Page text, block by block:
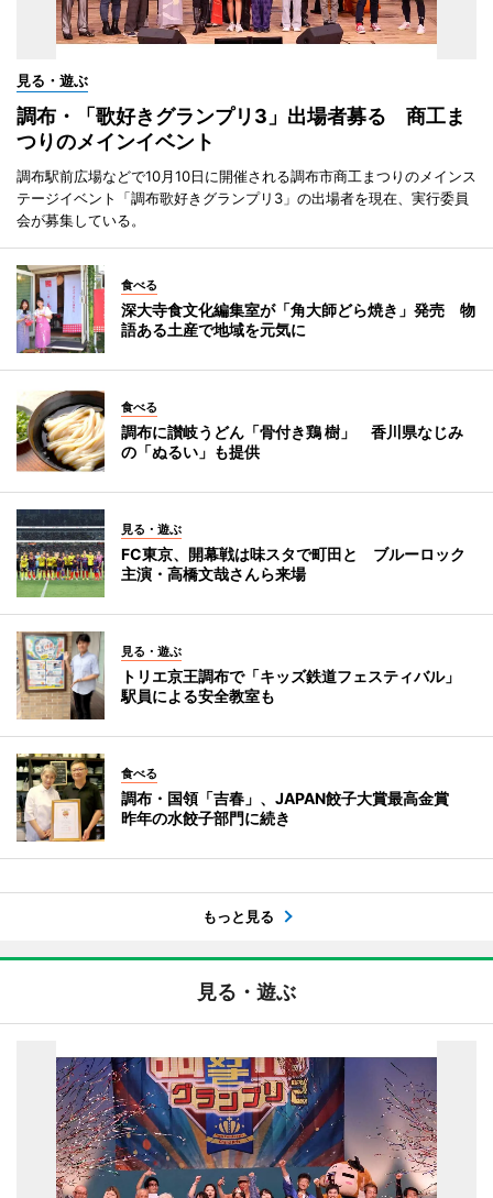
見る・遊ぶ
調布・「歌好きグランプリ3」出場者募る 商工ま
つりのメインイベント
調布駅前広場などで10月10日に開催される調布市商工まつりのメインス
テージイベント「調布歌好きグランプリ3」の出場者を現在、実行委員
会が募集している。
食べる
深大寺食文化編集室が「角大師どら焼き」発売 物
語ある土産で地域を元気に
食べる
調布に讃岐うどん「骨付き鶏 樹」 香川県なじみ
の「ぬるい」も提供
見る・遊ぶ
FC東京、開幕戦は味スタで町田と ブルーロック
主演・高橋文哉さんら来場
見る・遊ぶ
トリエ京王調布で「キッズ鉄道フェスティバル」
駅員による安全教室も
食べる
調布・国領「吉春」、JAPAN餃子大賞最高金賞
昨年の水餃子部門に続き
もっと見る
見る・遊ぶ